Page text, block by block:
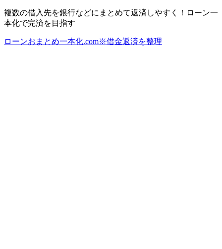
複数の借入先を銀行などにまとめて返済しやすく！ローン一
本化で完済を目指す
ローンおまとめ一本化.com※借金返済を整理